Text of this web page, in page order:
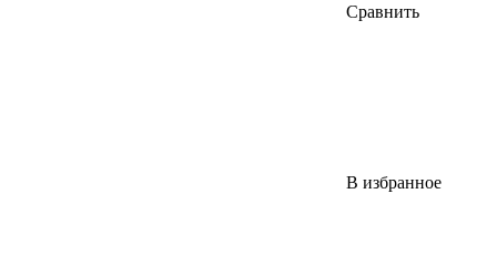
Сравнить
В избранное